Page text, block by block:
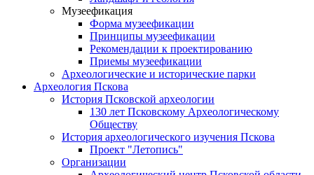
Музеефикация
Форма музеефикации
Принципы музеефикации
Рекомендации к проектированию
Приемы музеефикации
Археологические и исторические парки
Археология Пскова
История Псковской археологии
130 лет Псковскому Археологическому
Обществу
История археологического изучения Пскова
Проект "Летопись"
Организации